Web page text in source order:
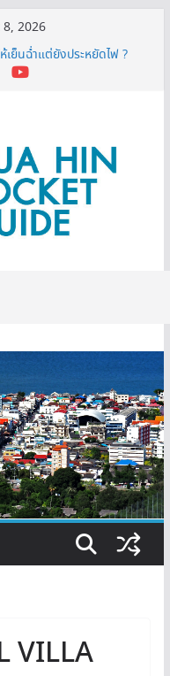
2026
ทำไมต้องมีติดบ้าน ?
เย็นฉ่ำแต่ยังประหยัดไฟ ?
นนซ์บ้านเซฟเงินได้เพียบ
VILLA